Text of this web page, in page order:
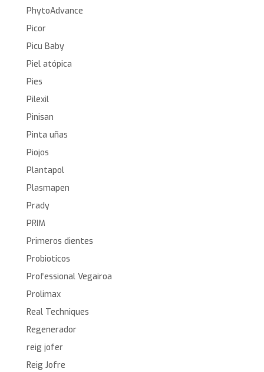
PhytoAdvance
Picor
Picu Baby
Piel atópica
Pies
Pilexil
Pinisan
Pinta uñas
Piojos
Plantapol
Plasmapen
Prady
PRIM
Primeros dientes
Probioticos
Professional Vegairoa
Prolimax
Real Techniques
Regenerador
reig jofer
Reig Jofre